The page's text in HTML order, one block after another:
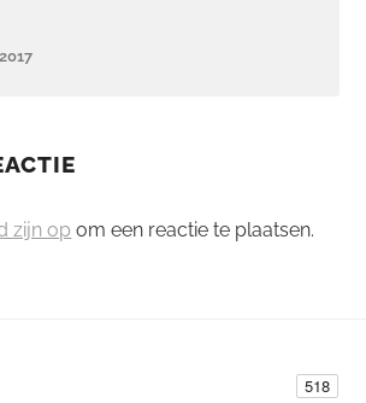
zijn op om een reactie te plaatsen.